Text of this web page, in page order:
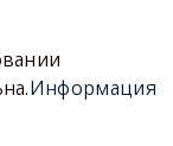
Информация